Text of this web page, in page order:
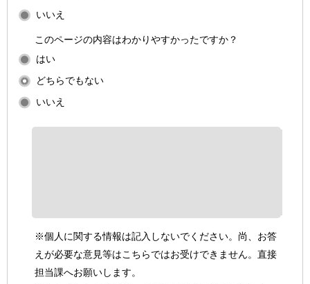
いいえ
このページの内容はわかりやすかったですか？
はい
どちらでもない
いいえ
※個人に関する情報は記入しないでください。尚、お答
えが必要な意見等はこちらではお受けできません。直接
担当課へお願いします。